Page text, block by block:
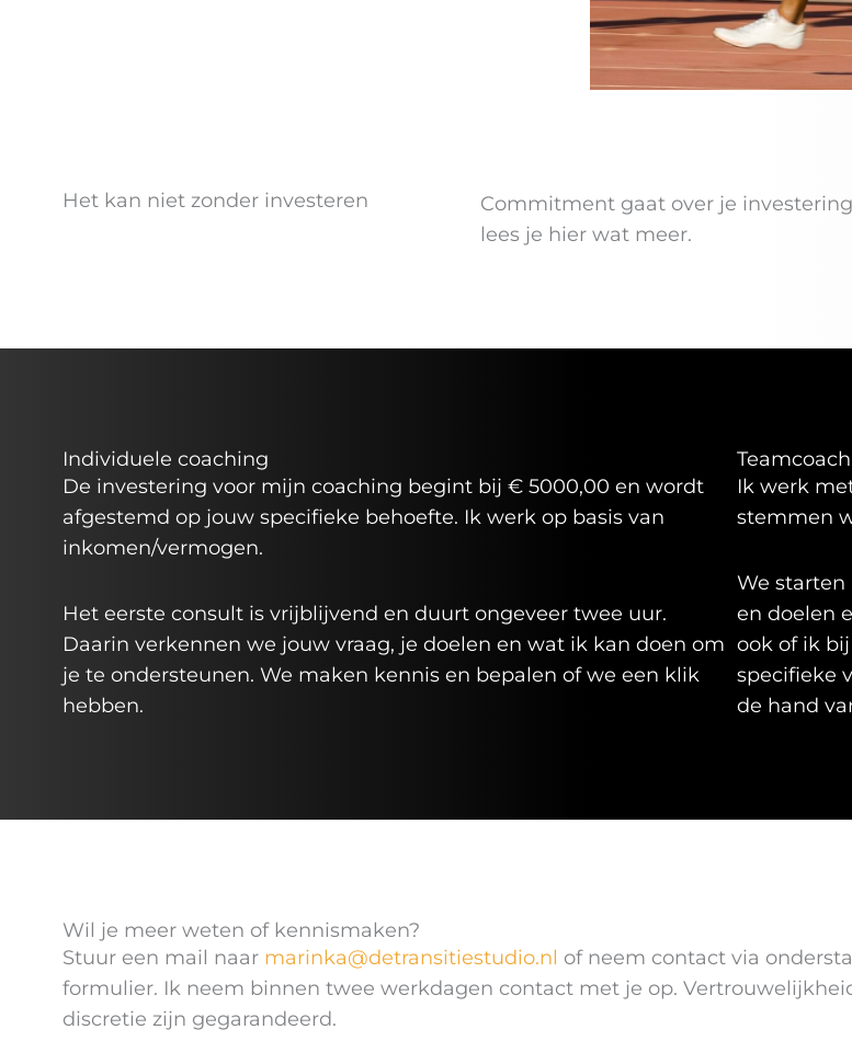
Het kan niet zonder investeren
Commitment gaat over je
lees je hier wat meer.
Individuele coaching
De investering voor mijn coaching begint bij € 5000,00 en wordt
afgestemd op jouw specifieke behoefte. Ik werk op basis van
inkomen/vermogen.
Het eerste consult is vrijblijvend en duurt ongeveer twee uur.
Daarin verkennen we jouw vraag, je doelen en wat ik kan doen om
je te ondersteunen. We maken kennis en bepalen of we een klik
hebben.
Ik werk
stemmen
We
en doelen
ook of ik
specifieke
de hand
Wil je meer weten of kennismaken?
Stuur een mail naar marinka@detransitiestudio.nl of neem contact via
formulier. Ik neem binnen twee werkdagen contact met je op.
discretie zijn gegarandeerd.